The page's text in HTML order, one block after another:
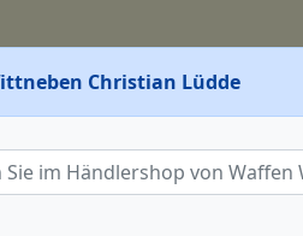
Christian Lüdde